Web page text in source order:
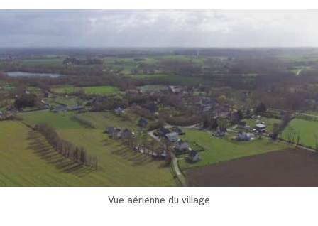
Vue aérienne du village